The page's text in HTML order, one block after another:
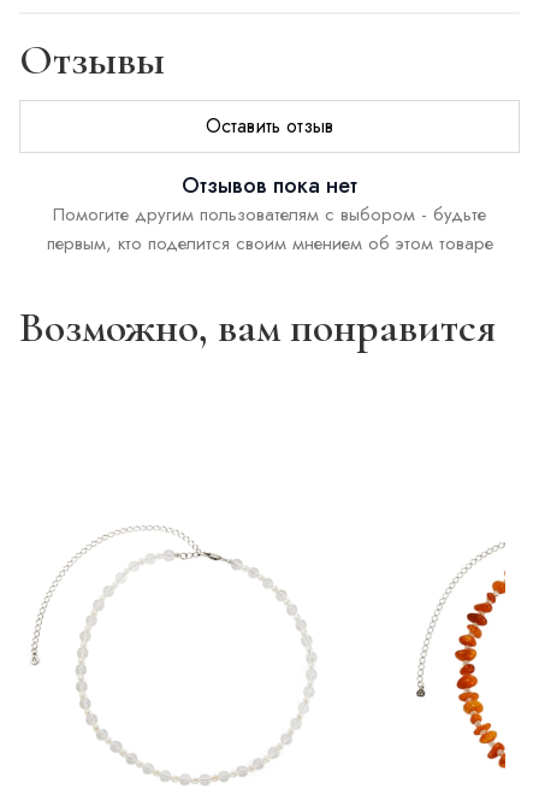
Отзывы
Оставить отзыв
Отзывов пока нет
Помогите другим пользователям с выбором - будьте
первым, кто поделится своим мнением об этом товаре
Возможно, вам понравится